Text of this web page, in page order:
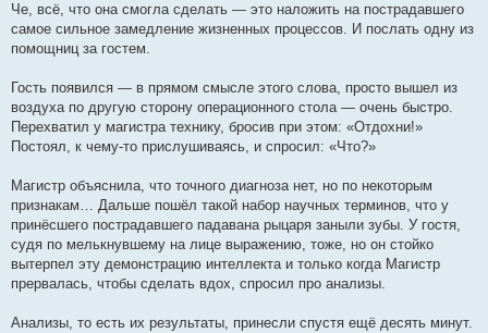
Че, всё, что она смогла сделать — это наложить на пострадавшего
самое сильное замедление жизненных процессов. И послать одну из
помощниц за гостем.
Гость появился — в прямом смысле этого слова, просто вышел из
воздуха по другую сторону операционного стола — очень быстро.
Перехватил у магистра технику, бросив при этом: «Отдохни!»
Постоял, к чему-то прислушиваясь, и спросил: «Что?»
Магистр объяснила, что точного диагноза нет, но по некоторым
признакам… Дальше пошёл такой набор научных терминов, что у
принёсшего пострадавшего падавана рыцаря заныли зубы. У гостя,
судя по мелькнувшему на лице выражению, тоже, но он стойко
вытерпел эту демонстрацию интеллекта и только когда Магистр
прервалась, чтобы сделать вдох, спросил про анализы.
Анализы, то есть их результаты, принесли спустя ещё десять минут.